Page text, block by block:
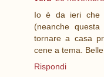
Io è da ieri che
(neanche
tornare a casa
cene a tema.
Rispondi